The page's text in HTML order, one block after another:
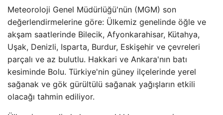
Meteoroloji Genel Müdürlüğü'nün (MGM) son
değerlendirmelerine göre: Ülkemiz genelinde öğle ve
akşam saatlerinde Bilecik, Afyonkarahisar, Kütahya,
Uşak, Denizli, Isparta, Burdur, Eskişehir ve çevreleri
parçalı ve az bulutlu. Hakkari ve Ankara'nın batı
kesiminde Bolu. Türkiye'nin güney ilçelerinde yerel
sağanak ve gök gürültülü sağanak yağışların etkili
olacağı tahmin ediliyor.